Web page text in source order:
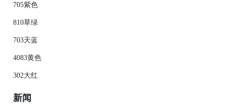
705紫色
810草绿
703天蓝
4083黄色
302大红
新闻